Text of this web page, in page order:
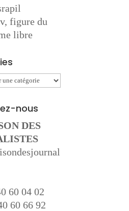
figure du
libre
nous
DES
60 04 02
60 66 92